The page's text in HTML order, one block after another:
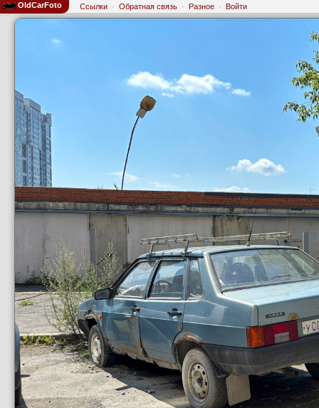
OldCarFoto Ссылки · Обратная связь · Разное · Войти